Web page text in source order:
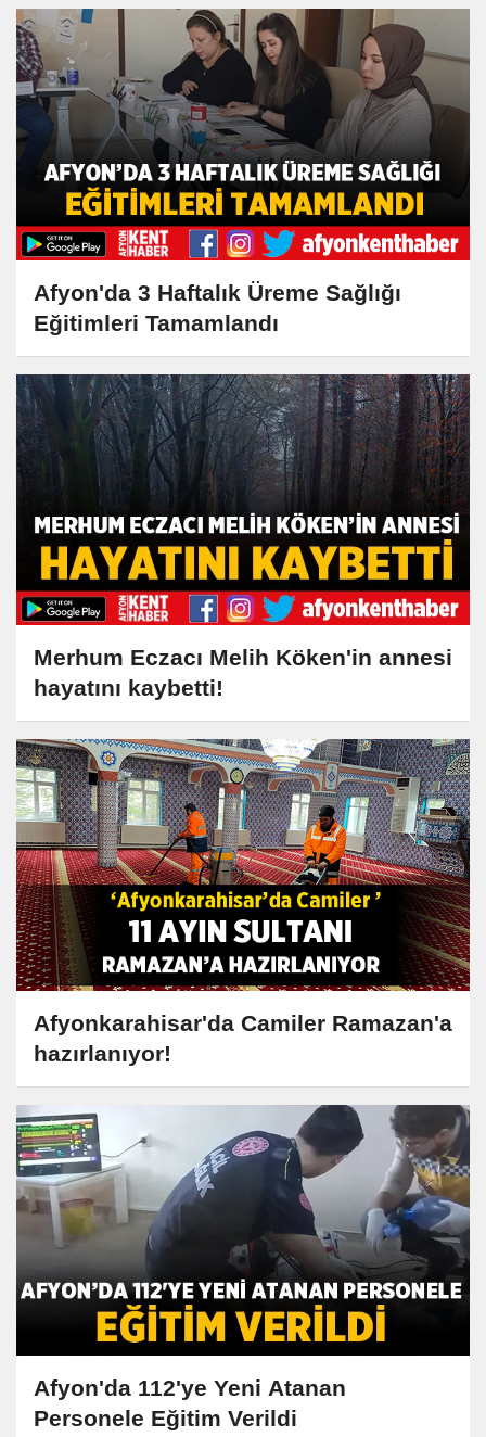
Afyon'da 3 Haftalık Üreme Sağlığı
Eğitimleri Tamamlandı
Merhum Eczacı Melih Köken'in annesi
hayatını kaybetti!
Afyonkarahisar'da Camiler Ramazan'a
hazırlanıyor!
Afyon'da 112'ye Yeni Atanan
Personele Eğitim Verildi